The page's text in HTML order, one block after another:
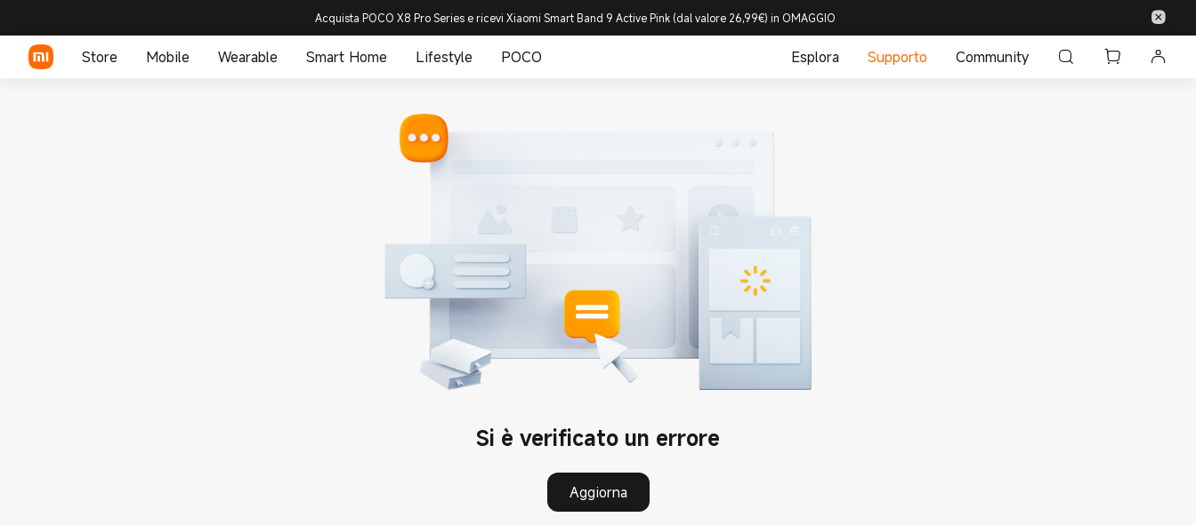
Acquista POCO X8 Pro Series e ricevi Xiaomi Smart Band 9 Active Pink (dal valore 26,99€) in OMAGGIO
Store Mobile Wearable Smart Home Lifestyle POCO Esplora Supporto Community
Si è verificato un errore
Aggiorna